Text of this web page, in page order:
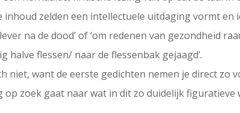
zelden een intellectuele uitdaging vormt en
na de dood’ of ‘om redenen van gezondheid
flessen/ naar de flessenbak gejaagd’.
niet, want de eerste gedichten nemen je direct zo
zoek gaat naar wat in dit zo duidelijk figuratieve